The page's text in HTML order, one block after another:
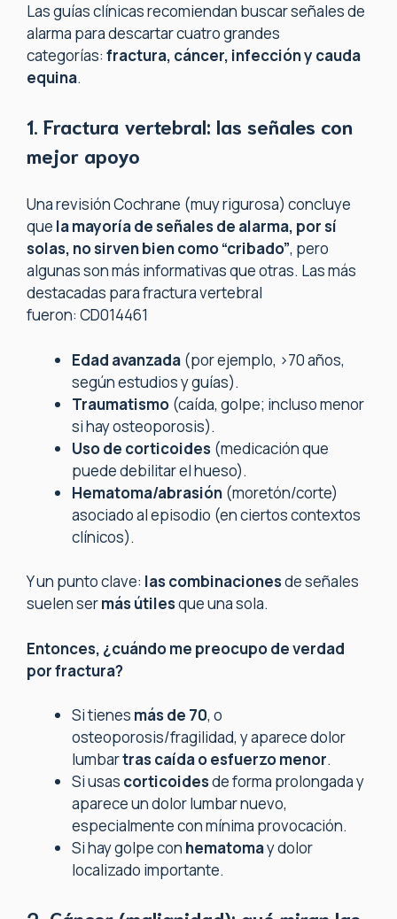
Las guías clínicas recomiendan buscar señales de
alarma para descartar cuatro grandes
categorías: fractura, cáncer, infección y cauda
equina.
1. Fractura vertebral: las señales con
mejor apoyo
Una revisión Cochrane (muy rigurosa) concluye
que la mayoría de señales de alarma, por sí
solas, no sirven bien como “cribado”, pero
algunas son más informativas que otras. Las más
destacadas para fractura vertebral
fueron: CD014461
Edad avanzada (por ejemplo, >70 años,
según estudios y guías).
Traumatismo (caída, golpe; incluso menor
si hay osteoporosis).
Uso de corticoides (medicación que
puede debilitar el hueso).
Hematoma/abrasión (moretón/corte)
asociado al episodio (en ciertos contextos
clínicos).
Y un punto clave: las combinacionesde señales
suelen sermás útilesque una sola.
Entonces, ¿cuándo me preocupo de verdad
por fractura?
Si tienes más de 70, o
osteoporosis/fragilidad, y aparece dolor
lumbartras caída o esfuerzo menor.
Si usas corticoidesde forma prolongada y
aparece un dolor lumbar nuevo,
especialmente con mínima provocación.
Si hay golpe con hematomay dolor
localizado importante.